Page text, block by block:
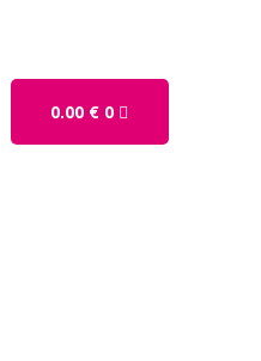
0.00 € 0